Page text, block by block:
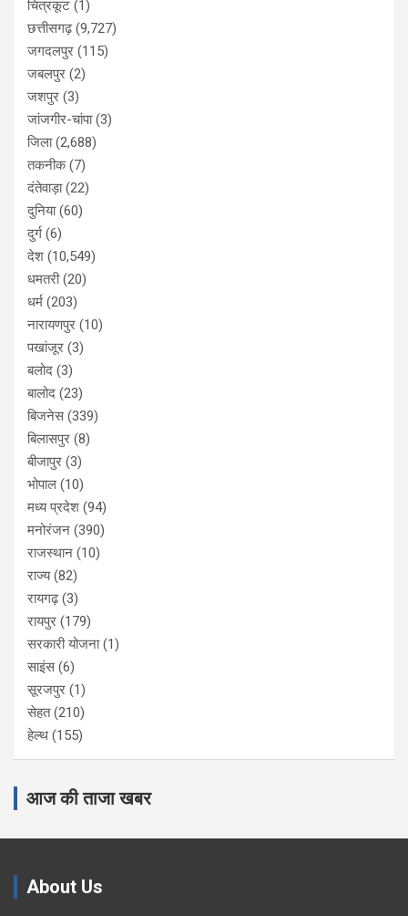
चित्रकूट (1)
छत्तीसगढ़(9,727)
जगदलपुर (115)
जबलपुर (2)
जशपुर (3)
जांजगीर-चांपा(3)
जिला(2,688)
तकनीक(7)
दंतेवाड़ा(22)
दुनिया(60)
दुर्ग (6)
देश (10,549)
धमतरी(20)
धर्म (203)
नारायणपुर (10)
पखांजूर (3)
बलोद (3)
बालोद (23)
बिजनेस(339)
बिलासपुर (8)
बीजापुर (3)
भोपाल (10)
मध्य प्रदेश (94)
मनोरंजन (390)
राजस्थान (10)
राज्य(82)
रायगढ़(3)
रायपुर (179)
सरकारी योजना(1)
साइंस(6)
सूरजपुर (1)
सेहत(210)
हेल्थ (155)
आज की ताजा खबर
About Us